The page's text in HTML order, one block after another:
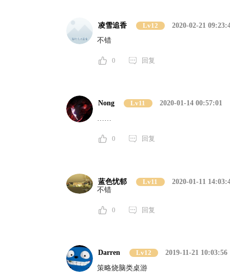
凌雪追香 Lv12
2020-02-21
不错
0 回复
Nong Lv11
2020-01-14 00:57:01
……
0 回复
蓝色忧郁 Lv11
2020-01-11
不错
0 回复
Darren Lv12
2019-11-21 10:03:56
策略烧脑类桌游